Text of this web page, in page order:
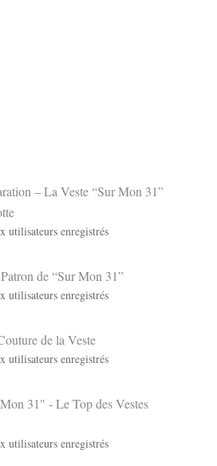
– La Veste “Sur Mon 31”
utilisateurs enregistrés
de “Sur Mon 31”
utilisateurs enregistrés
de la Veste
utilisateurs enregistrés
31" - Le Top des Vestes
utilisateurs enregistrés